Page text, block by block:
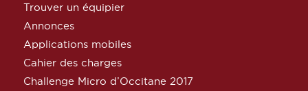
Trouver un équipier
Annonces
Applications mobiles
Cahier des charges
Challenge Micro d’Occitane 2017